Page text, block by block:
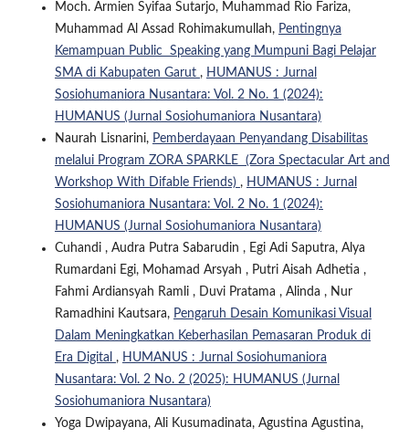
Moch. Armien Syifaa Sutarjo, Muhammad Rio Fariza,
Muhammad Al Assad Rohimakumullah, Pentingnya
Kemampuan Public Speaking yang Mumpuni Bagi Pelajar
SMA di Kabupaten Garut , HUMANUS : Jurnal
Sosiohumaniora Nusantara: Vol. 2 No. 1 (2024):
HUMANUS (Jurnal Sosiohumaniora Nusantara)
Naurah Lisnarini, Pemberdayaan Penyandang Disabilitas
melalui Program ZORA SPARKLE (Zora Spectacular Art and
Workshop With Difable Friends) , HUMANUS : Jurnal
Sosiohumaniora Nusantara: Vol. 2 No. 1 (2024):
HUMANUS (Jurnal Sosiohumaniora Nusantara)
Cuhandi , Audra Putra Sabarudin , Egi Adi Saputra, Alya
Rumardani Egi, Mohamad Arsyah , Putri Aisah Adhetia ,
Fahmi Ardiansyah Ramli , Duvi Pratama , Alinda , Nur
Ramadhini Kautsara, Pengaruh Desain Komunikasi Visual
Dalam Meningkatkan Keberhasilan Pemasaran Produk di
Era Digital , HUMANUS : Jurnal Sosiohumaniora
Nusantara: Vol. 2 No. 2 (2025): HUMANUS (Jurnal
Sosiohumaniora Nusantara)
Yoga Dwipayana, Ali Kusumadinata, Agustina Agustina,